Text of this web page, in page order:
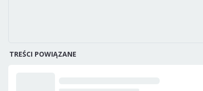
TREŚCI POWIĄZANE